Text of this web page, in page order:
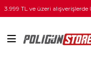
3.999 TL ve üzeri alışverişlerde